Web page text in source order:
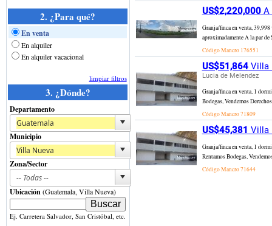
US$2,220,000A
Granja/finca en venta,
aproximadamente A la par
Código Mancro 176551
US$51,864Villa
Lucia de Melendez
Granja/finca en venta, 1
Bodegas, Vendemos
Código Mancro71809
US$45,381 Villa
Granja/finca en venta, 1
Rentamos Bodegas,
Código Mancro71644
2. ¿Para qué?
En venta
En alquiler
En alquiler vacacional
limpiar filtros
3. ¿Dónde?
Departamento
Municipio
Zona/Sector
Ubicación(Guatemala, Villa Nueva)
Ej. Carretera Salvador, San Cristóbal, etc.